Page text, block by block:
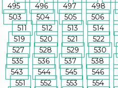
495
496 497 498
503
504 505 506
511
512 513 514
519
520 521 522
527
528 529 530
535
536 537 538
543
544 545 546
551
552 553 554